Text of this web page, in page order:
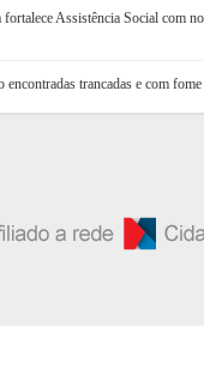
Assistência Social com
encontradas trancadas e com